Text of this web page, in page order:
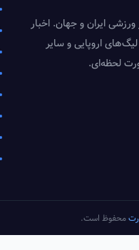
ایران و جهان. اخبار
لیگ‌های اروپایی و سایر
لحظه‌ای.
محفوظ است.